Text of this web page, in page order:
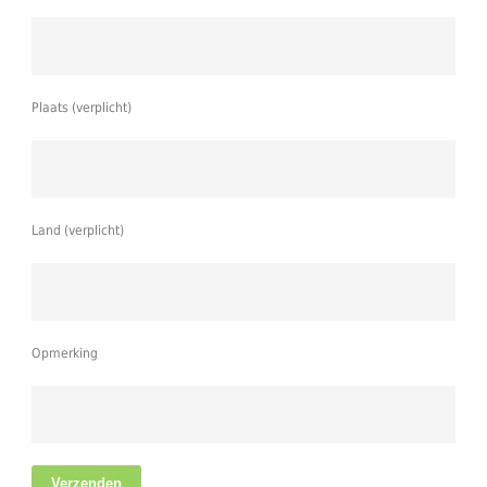
Plaats (verplicht)
Land (verplicht)
Opmerking